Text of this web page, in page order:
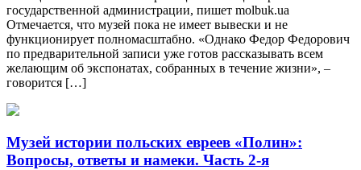
государственной администрации, пишет molbuk.ua
Отмечается, что музей пока не имеет вывески и не
функционирует полномасштабно. «Однако Федор Федорович
по предварительной записи уже готов рассказывать всем
желающим об экспонатах, собранных в течение жизни», –
говорится […]
Музей истории польских евреев «Полин»:
Вопросы, ответы и намеки. Часть 2-я